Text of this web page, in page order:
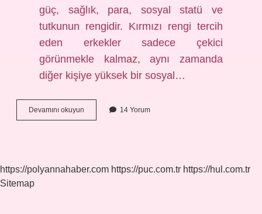
güç, sağlık, para, sosyal statü ve
tutkunun rengidir. Kırmızı rengi tercih
eden erkekler sadece çekici
görünmekle kalmaz, aynı zamanda
diğer kişiye yüksek bir sosyal…
Devamını okuyun Erkekler
Kadınlarda
14 Yorum
https://polyannahaber.com https://puc.com.tr https://hul.com.tr
Sitemap